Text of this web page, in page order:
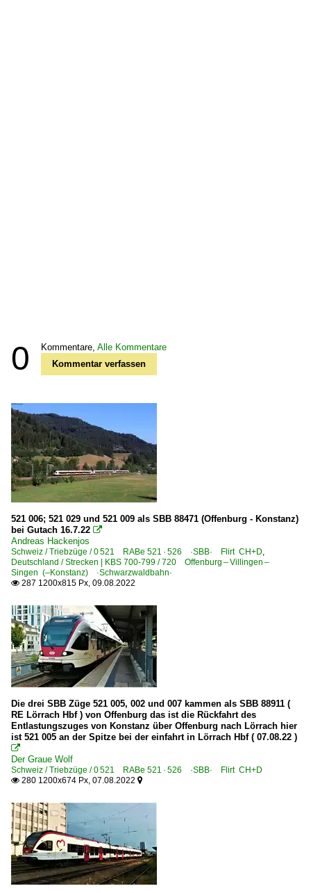
0 Kommentare, Alle Kommentare
Kommentar verfassen
521 006; 521 029 und 521 009 als SBB 88471 (Offenburg - Konstanz)
bei Gutach 16.7.22 
Andreas Hackenjos
Schweiz / Triebzüge / 0 521 RABe 521 · 526 ·SBB· Flirt CH+D
Deutschland / Strecken | KBS 700-799 / 720 Offenburg – Villingen –
Singen (–Konstanz) ·Schwarzwaldbahn·
 287 1200x815 Px, 09.08.2022
Die drei SBB Züge 521 005, 002 und 007 kammen als SBB 88911 (
RE Lörrach Hbf ) von Offenburg das ist die Rückfahrt des
Entlastungszuges von Konstanz über Offenburg nach Lörrach hier
ist 521 005 an der Spitze bei der einfahrt in Lörrach Hbf ( 07.08.22 )

Der Graue Wolf
Schweiz / Triebzüge / 0 521 RABe 521 · 526 ·SBB· Flirt CH+D
 280 1200x674 Px, 07.08.2022 